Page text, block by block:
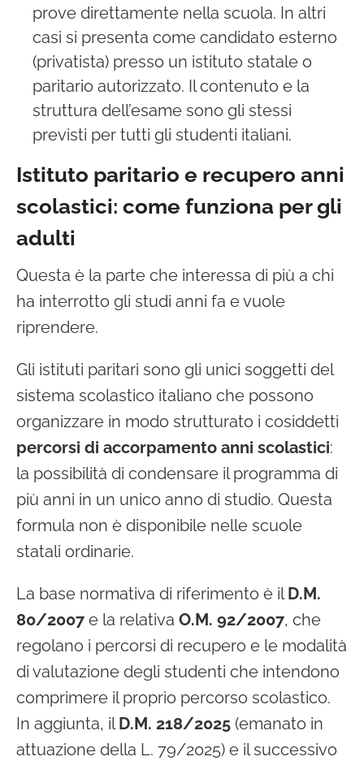
prove direttamente nella scuola. In altri
casi si presenta come candidato esterno
(privatista) presso un istituto statale o
paritario autorizzato. Il contenuto e la
struttura dell’esame sono gli stessi
previsti per tutti gli studenti italiani.
Istituto paritario e recupero anni
scolastici: come funziona per gli
adulti
Questa è la parte che interessa di più a chi
ha interrotto gli studi anni fa e vuole
riprendere.
Gli istituti paritari sono gli unici soggetti del
sistema scolastico italiano che possono
organizzare in modo strutturato i cosiddetti
percorsi di accorpamento anni scolastici:
la possibilità di condensare il programma di
più anni in un unico anno di studio. Questa
formula non è disponibile nelle scuole
statali ordinarie.
La base normativa di riferimento è ilD.M.
80/2007 e la relativa O.M. 92/2007, che
regolano i percorsi di recupero e le modalità
di valutazione degli studenti che intendono
comprimere il proprio percorso scolastico.
In aggiunta, ilD.M. 218/2025 (emanato in
attuazione della L. 79/2025) e il successivo